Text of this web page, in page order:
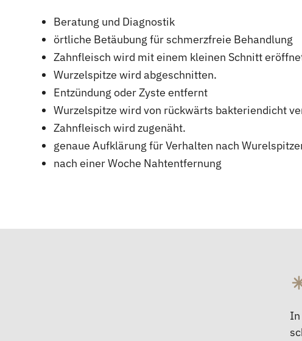
Beratung und Diagnostik
örtliche Betäubung für schmerzfreie Behandlung
Zahnfleisch wird mit einem kleinen Schnitt
Wurzelspitze wird abgeschnitten.
Entzündung oder Zyste entfernt
Wurzelspitze wird von rückwärts bakteriendicht
Zahnfleisch wird zugenäht.
genaue Aufklärung für Verhalten nach
nach einer Woche Nahtentfernung